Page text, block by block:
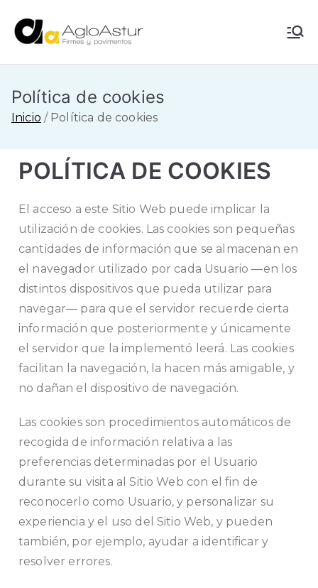
AgloAstur
pavimentación
Política de cookies
Inicio Política de cookies
POLÍTICA DE COOKIES
El acceso a este Sitio Web puede implicar la
utilización de cookies. Las cookies son pequeñas
cantidades de información que se almacenan en
el navegador utilizado por cada Usuario —en los
distintos dispositivos que pueda utilizar para
navegar— para que el servidor recuerde cierta
información que posteriormente y únicamente
el servidor que la implementó leerá. Las cookies
facilitan la navegación, la hacen más amigable, y
no dañan el dispositivo de navegación.
Las cookies son procedimientos automáticos de
recogida de información relativa a las
preferencias determinadas por el Usuario
durante su visita al Sitio Web con el fin de
reconocerlo como Usuario, y personalizar su
experiencia y el uso del Sitio Web, y pueden
también, por ejemplo, ayudar a identificar y
resolver errores.